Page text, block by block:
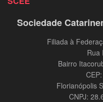
Sociedade
Filiada à
Rua
Bairro
Florianópolis
CNPJ: